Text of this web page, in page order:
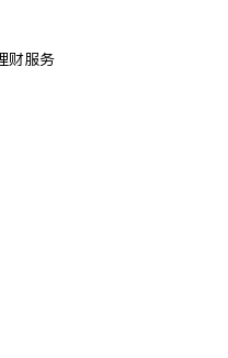
财服务